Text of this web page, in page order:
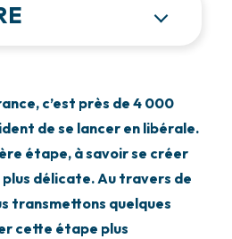
c’est près de 4 000
de se lancer en libérale.
étape, à savoir se créer
délicate. Au travers de
transmettons quelques
cette étape plus